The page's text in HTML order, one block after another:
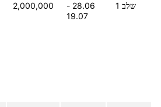
שלב 1
28.06 -
19.07
2,000,000